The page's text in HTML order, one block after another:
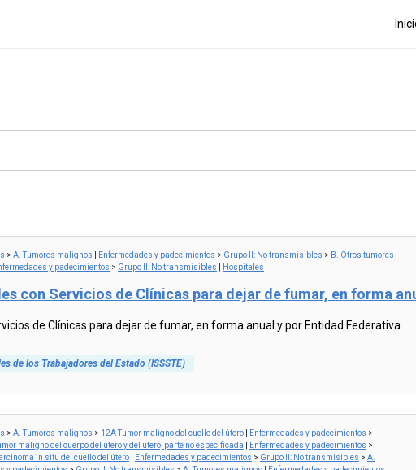
> A. Tumores malignos Enfermedades y padecimientos > Grupo II: No transmisibles > B. Otros tumores
y padecimientos > Grupo II: No transmisibles Hospitales
con Servicios de Clínicas para dejar de fumar, en forma
de Clínicas para dejar de fumar, en forma anual y por Entidad Federativa
de los Trabajadores del Estado (ISSSTE)
> A. Tumores malignos > 12A Tumor maligno del cuello del útero Enfermedades y padecimientos >
maligno del cuerpo del útero y del útero, parte no especificada Enfermedades y padecimientos >
in situ del cuello del útero Enfermedades y padecimientos > Grupo II: No transmisibles > A.